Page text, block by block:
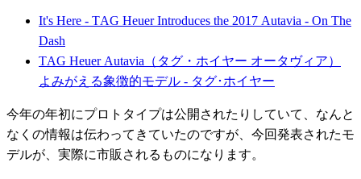
It's Here - TAG Heuer Introduces the 2017 Autavia - On The
Dash
TAG Heuer Autavia（タグ・ホイヤー オータヴィア）
よみがえる象徴的モデル - タグ･ホイヤー
今年の年初にプロトタイプは公開されたりしていて、なんと
なくの情報は伝わってきていたのですが、今回発表されたモ
デルが、実際に市販されるものになります。